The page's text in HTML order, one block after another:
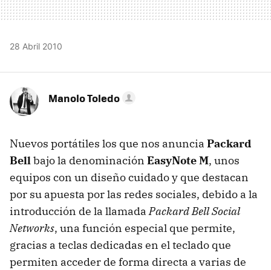
28 Abril 2010
Manolo Toledo
Nuevos portátiles los que nos anuncia Packard
Bellbajo la denominación EasyNote M, unos
equipos con un diseño cuidado y que destacan
por su apuesta por las redes sociales, debido a la
introducción de la llamadaPackard Bell Social
Networks, una función especial que permite,
gracias a teclas dedicadas en el teclado que
permiten acceder de forma directa a varias de